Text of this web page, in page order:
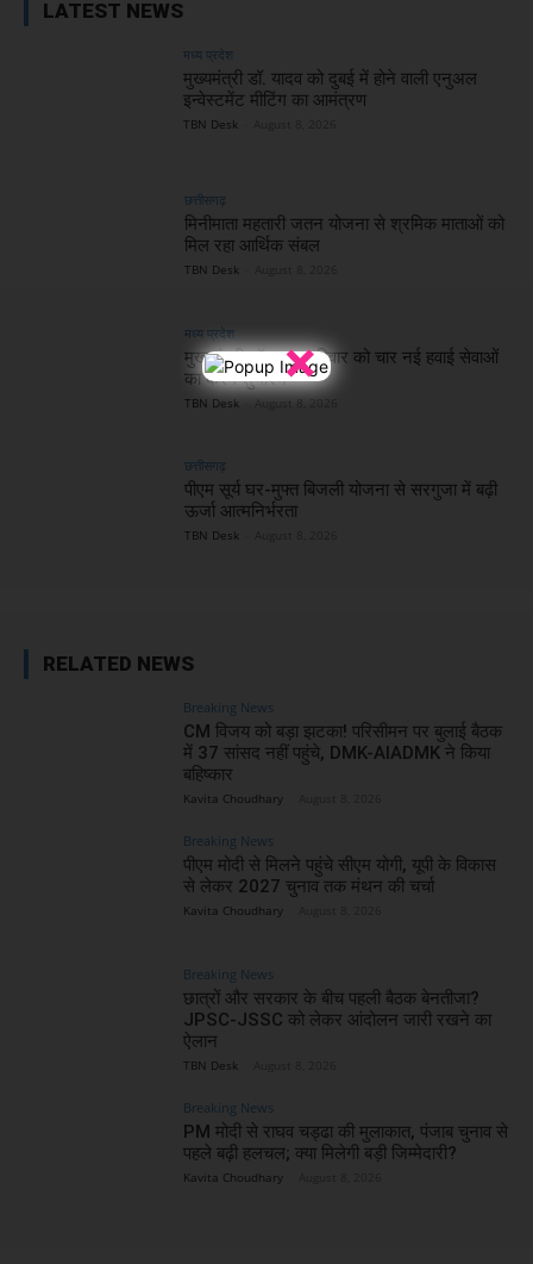
×
LATEST NEWS
मध्य प्रदेश
मुख्यमंत्री डॉ. यादव को दुबई में होने वाली एनुअल
इन्वेस्टमेंट मीटिंग का आमंत्रण
TBN Desk
छत्तीसगढ़
मिनीमाता महतारी जतन योजना से श्रमिक माताओं को
मिल रहा आर्थिक संबल
TBN Desk
मध्य प्रदेश
मुख्यमंत्री डॉ. यादव रविवार को चार नई हवाई सेवाओं
का करेंगे शुभारंभ
TBN Desk - August 8, 2026
छत्तीसगढ़
पीएम सूर्य घर-मुफ्त बिजली योजना से सरगुजा में बढ़ी
ऊर्जा आत्मनिर्भरता
TBN Desk
RELATED NEWS
Breaking News
CM विजय को बड़ा झटका! परिसीमन पर बुलाई बैठक
में 37 सांसद नहीं पहुंचे, DMK-AIADMK ने किया
बहिष्कार
Kavita Choudhary
Breaking News
पीएम मोदी से मिलने पहुंचे सीएम योगी, यूपी के विकास
से लेकर 2027 चुनाव तक मंथन की चर्चा
Kavita Choudhary
Breaking News
छात्रों और सरकार के बीच पहली बैठक बेनतीजा?
JPSC-JSSC को लेकर आंदोलन जारी रखने का
ऐलान
TBN Desk
Breaking News
PM मोदी से राघव चड्ढा की मुलाकात, पंजाब चुनाव से
पहले बढ़ी हलचल; क्या मिलेगी बड़ी जिम्मेदारी?
Kavita Choudhary